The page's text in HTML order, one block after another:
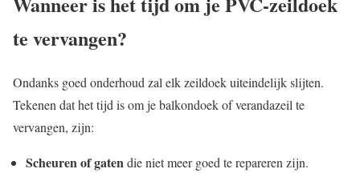
te vervangen?
Ondanks goed onderhoud zal elk zeildoek uiteindelijk slijten.
Tekenen dat het tijd is om je balkondoek of verandazeil te
vervangen, zijn:
Scheuren of gatendie niet meer goed te repareren zijn.